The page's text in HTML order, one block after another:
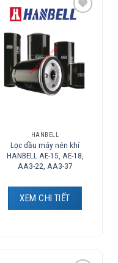
Add to
HANBELL
Lọc dầu máy nén khí
HANBELL AE-15, AE-18,
AA3-22, AA3-37
XEM CHI TIẾT